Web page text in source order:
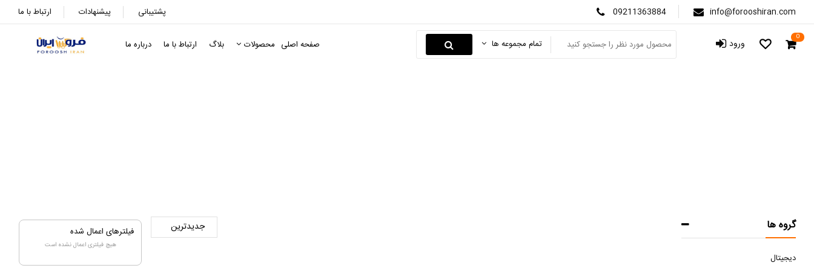
ارتباط با ما پیشنهادات پشتیبانی 09211363884 info@forooshiran.com
صفحه اصلی محصولات بلاگ ارتباط با ما درباره ما تمام مجموعه ها ورود 0
فیلترهای اعمال شده
هیچ فیلتری اعمال نشده است
گروه ها
دیجیتال